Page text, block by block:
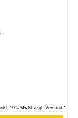
inkl. 19% MwSt.zzgl. Versand *